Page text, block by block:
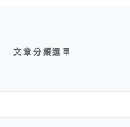
文章分類選單